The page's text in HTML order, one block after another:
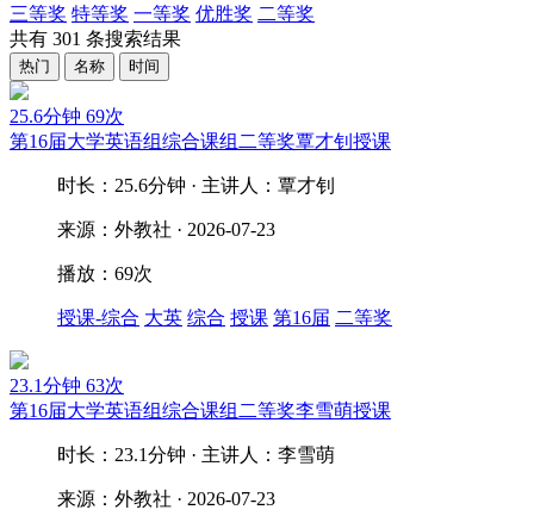
三等奖 特等奖 一等奖 优胜奖 二等奖
共有 301 条搜索结果
热门 名称 时间
25.6分钟 69次
第16届大学英语组综合课组二等奖覃才钊授课
时长：25.6分钟 · 主讲人：覃才钊
来源：外教社 · 2026-07-23
播放：69次
授课-综合 大英 综合 授课 第16届 二等奖
23.1分钟 63次
第16届大学英语组综合课组二等奖李雪萌授课
时长：23.1分钟 · 主讲人：李雪萌
来源：外教社 · 2026-07-23